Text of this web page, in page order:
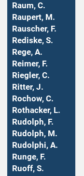
Raum, C.
Raupert, M.
Rauscher, F.
Rediske, S.
Rege, A.
Reimer, F.
Riegler, C.
Ritter, J.
Rochow, C.
Rothacker, L.
Rudolph, F.
Rudolph, M.
Rudolphi, A.
Runge, F.
Ruoff, S.